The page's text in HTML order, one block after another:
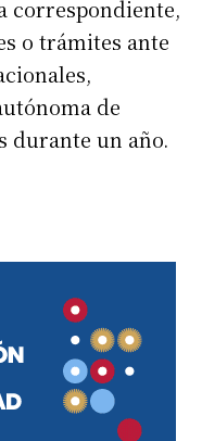
correspondiente,
o trámites ante
de
durante un año.